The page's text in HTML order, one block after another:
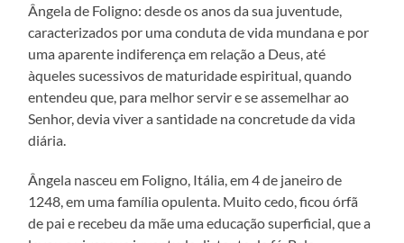
Ângela de Foligno: desde os anos da sua juventude,
caracterizados por uma conduta de vida mundana e por
uma aparente indiferença em relação a Deus, até
àqueles sucessivos de maturidade espiritual, quando
entendeu que, para melhor servir e se assemelhar ao
Senhor, devia viver a santidade na concretude da vida
diária.
Ângela nasceu em Foligno, Itália, em 4 de janeiro de
1248, em uma família opulenta. Muito cedo, ficou órfã
de pai e recebeu da mãe uma educação superficial, que a